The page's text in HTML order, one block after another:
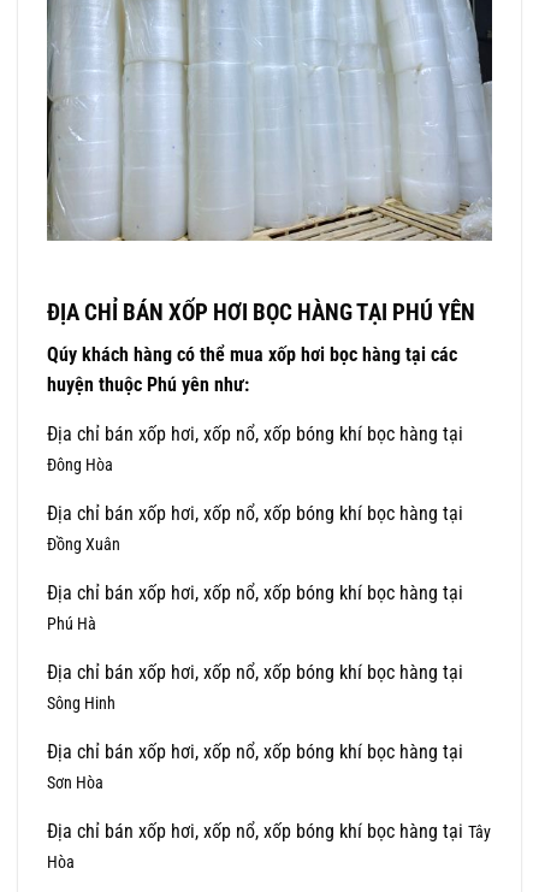
ĐỊA CHỈ BÁN XỐP HƠI BỌC HÀNG TẠI PHÚ YÊN
Qúy khách hàng có thể mua xốp hơi bọc hàng tại các
huyện thuộc Phú yên như:
Địa chỉ bán xốp hơi, xốp nổ, xốp bóng khí bọc hàng tại
Đông Hòa
Địa chỉ bán xốp hơi, xốp nổ, xốp bóng khí bọc hàng tại
Đồng Xuân
Địa chỉ bán xốp hơi, xốp nổ, xốp bóng khí bọc hàng tại
Phú Hà
Địa chỉ bán xốp hơi, xốp nổ, xốp bóng khí bọc hàng tại
Sông Hinh
Địa chỉ bán xốp hơi, xốp nổ, xốp bóng khí bọc hàng tại
Sơn Hòa
Địa chỉ bán xốp hơi, xốp nổ, xốp bóng khí bọc hàng tại Tây
Hòa